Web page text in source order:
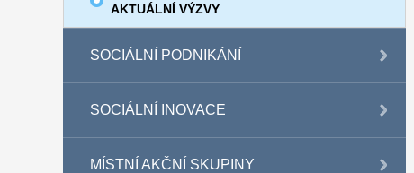
AKTUÁLNÍ VÝZVY
SOCIÁLNÍ PODNIKÁNÍ
SOCIÁLNÍ INOVACE
MÍSTNÍ AKČNÍ SKUPINY